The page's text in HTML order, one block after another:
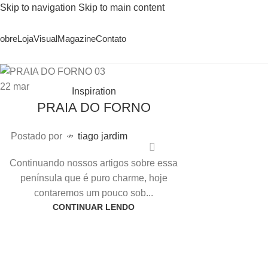
Skip to navigation Skip to main content
LojaVisualMagazineContato
22 mar Inspiration
PRAIA DO FORNO
Postado por tiago jardim
Continuando nossos artigos sobre essa
península que é puro charme, hoje
contaremos um pouco sob...
CONTINUAR LENDO